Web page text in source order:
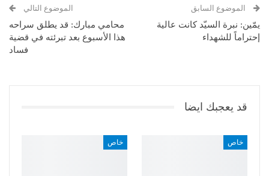
البريد الإلكتروني
الموضوع السابق
يمّين: نبرة السيّد كانت عالية
إحتراماً للشهداء
الموضوع التالي
محامي مبارك: قد يطلق سراحه
هذا الأسبوع بعد تبرئته في قضية
فساد
قد يعجبك ايضا
خاص خاص